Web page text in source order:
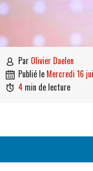
 par Olivier Daelen
 publié le mercredi 16
 4 min de lecture